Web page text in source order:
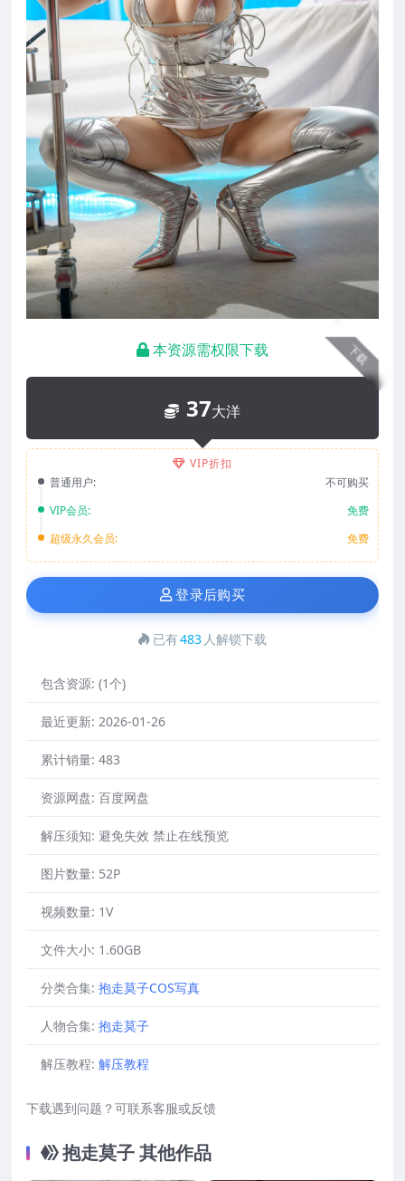
下载
本资源需权限下载
37大洋
VIP折扣
普通用户:
不可购买
VIP会员:
免费
超级永久会员:
免费
登录后购买
已有483 人解锁下载
包含资源: (1个)
最近更新: 2026-01-26
累计销量: 483
资源网盘: 百度网盘
解压须知: 避免失效 禁止在线预览
图片数量: 52P
视频数量: 1V
文件大小: 1.60GB
分类合集: 抱走莫子COS写真
人物合集: 抱走莫子
解压教程: 解压教程
下载遇到问题？可联系客服或反馈
抱走莫子 其他作品